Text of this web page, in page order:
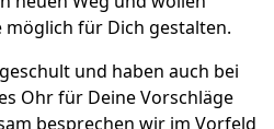
für Dich gestalten.
und haben auch bei
Ohr für Deine Vorschläge
besprechen wir im Vorfeld